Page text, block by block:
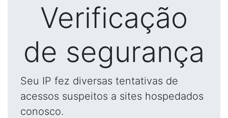
Verificação
de segurança
Seu IP fez diversas tentativas de
acessos suspeitos a sites hospedados
conosco.